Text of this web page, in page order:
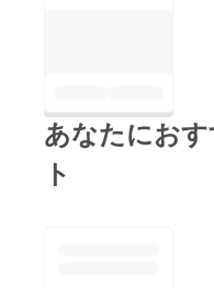
あなたにお
ト